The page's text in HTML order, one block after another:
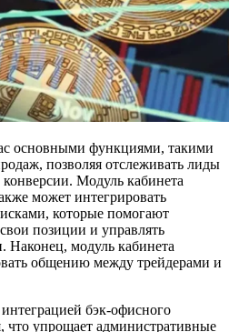
основными функциями, такими
позволяя отслеживать лиды
Модуль кабинета
может интегрировать
которые помогают
позиции и управлять
модуль кабинета
общению между трейдерами и
бэк-офисного
что упрощает административные